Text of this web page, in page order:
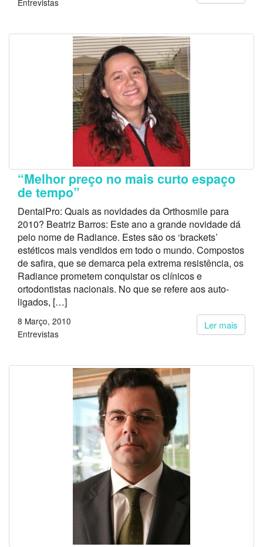
Entrevistas
“Melhor preço no mais curto espaço
de tempo”
DentalPro: Quais as novidades da Orthosmile para
2010? Beatriz Barros: Este ano a grande novidade dá
pelo nome de Radiance. Estes são os ‘brackets’
estéticos mais vendidos em todo o mundo. Compostos
de safira, que se demarca pela extrema resistência, os
Radiance prometem conquistar os clínicos e
ortodontistas nacionais. No que se refere aos auto-
ligados, […]
Ler mais
8 Março, 2010
Entrevistas